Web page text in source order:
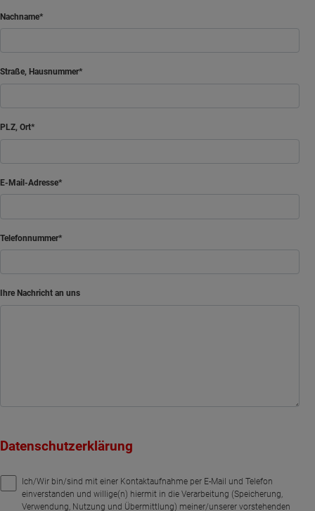
Nachname
Straße, Hausnummer
PLZ, Ort
E-Mail-Adresse
Telefonnummer
Ihre Nachricht an uns
Datenschutzerklärung
Ich/Wir bin/sind mit einer Kontaktaufnahme per E-Mail und Telefon
einverstanden und willige(n) hiermit in die Verarbeitung (Speicherung,
Verwendung, Nutzung und Übermittlung) meiner/unserer vorstehenden